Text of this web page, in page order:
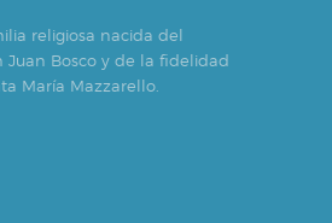
religiosa nacida del
Juan Bosco y de la fidelidad
María Mazzarello.